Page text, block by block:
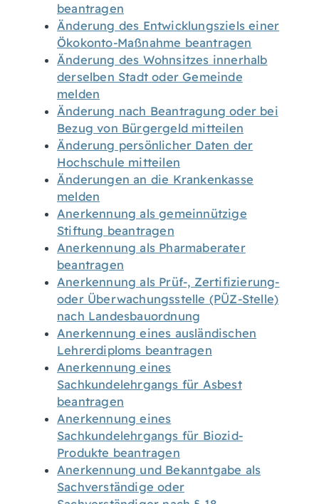
beantragen
Änderung des Entwicklungsziels einer
Ökokonto-Maßnahme beantragen
Änderung des Wohnsitzes innerhalb
derselben Stadt oder Gemeinde
melden
Änderung nach Beantragung oder bei
Bezug von Bürgergeld mitteilen
Änderung persönlicher Daten der
Hochschule mitteilen
Änderungen an die Krankenkasse
melden
Anerkennung als gemeinnützige
Stiftung beantragen
Anerkennung als Pharmaberater
beantragen
Anerkennung als Prüf-, Zertifizierung-
oder Überwachungsstelle (PÜZ-Stelle)
nach Landesbauordnung
Anerkennung eines ausländischen
Lehrerdiploms beantragen
Anerkennung eines
Sachkundelehrgangs für Asbest
beantragen
Anerkennung eines
Sachkundelehrgangs für Biozid-
Produkte beantragen
Anerkennung und Bekanntgabe als
Sachverständige oder